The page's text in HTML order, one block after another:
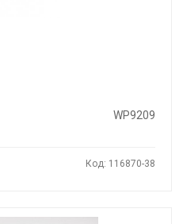
WP9209
Код: 116870-38